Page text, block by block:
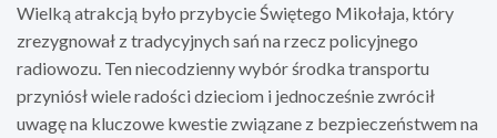
Wielką atrakcją było przybycie Świętego Mikołaja, który
zrezygnował z tradycyjnych sań na rzecz policyjnego
radiowozu. Ten niecodzienny wybór środka transportu
przyniósł wiele radości dzieciom i jednocześnie zwrócił
uwagę na kluczowe kwestie związane z bezpieczeństwem na